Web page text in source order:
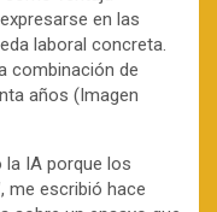
en las
laboral concreta.
combinación de
años (Imagen
la IA porque los
me escribió hace